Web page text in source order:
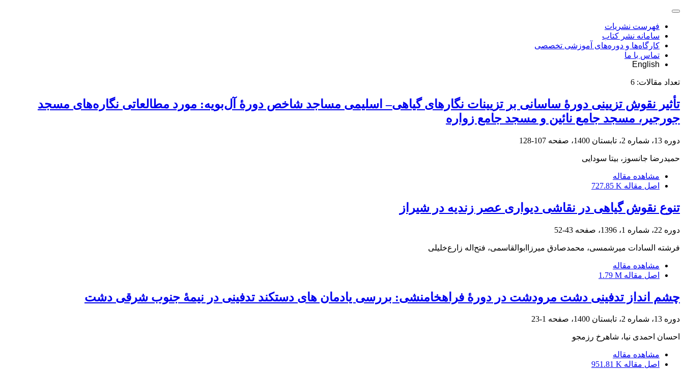
فهرست نشریات
سامانه نشر کتاب
کارگاه‌ها و دوره‌های آموزشی تخصصی
تماس با ما
English
تعداد مقالات: 6
تأثیر نقوش تزیینی دورۀ ساسانی بر تزیینات نگارهای گیاهی– اسلیمی مساجد شاخص دورۀ آل‌بویه: مورد مطالعاتی نگاره‌های مسجد
جورجیر، مسجد جامع نائین و مسجد جامع زواره
دوره 13، شماره 2، تابستان 1400، صفحه 107-128
حمیدرضا جانسوز، بیتا سودایی
مشاهده مقاله
اصل مقاله 727.85 K
تنوع نقوش گیاهی در نقاشی دیواری عصر زندیه در شیراز
دوره 22، شماره 1، 1396، صفحه 43-52
فرشته السادات میرشمسی، محمدصادق میرزاابوالقاسمی، فتح‌اله زارع‌خلیلی
مشاهده مقاله
اصل مقاله 1.79 M
چشم انداز تدفینی دشت مرودشت در دورۀ فراهخامنشی: بررسی یادمان های دستکند تدفینی در نیمۀ جنوب شرقی دشت
دوره 13، شماره 2، تابستان 1400، صفحه 1-23
احسان احمدی نیا، شاهرخ رزمجو
مشاهده مقاله
اصل مقاله 951.81 K